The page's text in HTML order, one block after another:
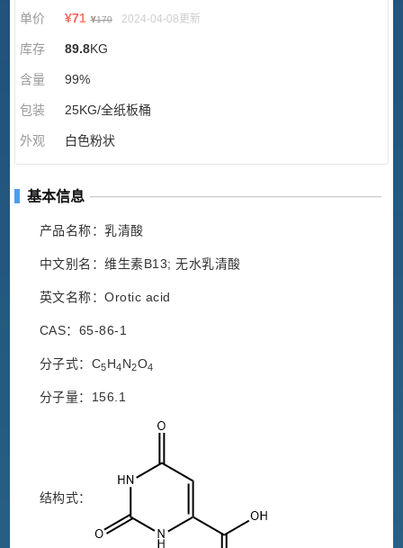
单价 ¥71 ¥170 2024-04-08更新
库存 89.8KG
含量 99%
包装 25KG/全纸板桶
外观 白色粉状
基本信息
产品名称：乳清酸
中文别名：维生素B13; 无水乳清酸
英文名称：Orotic acid
CAS：65-86-1
分子式：C5H4N2O4
分子量：156.1
结构式：